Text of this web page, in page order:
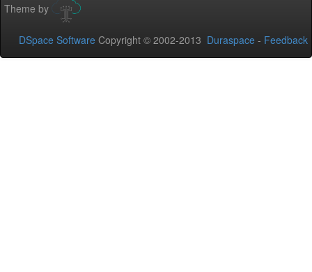
Theme by
DSpace Software Copyright © 2002-2013 Duraspace - Feedback